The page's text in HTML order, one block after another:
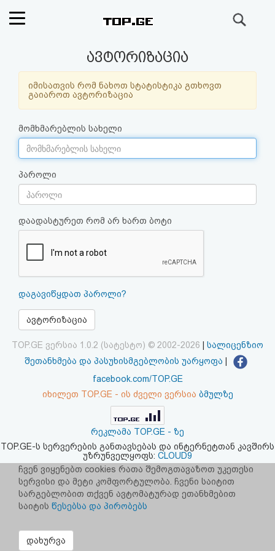
ფოსტა
კითხვა-
პასუხი
ავტორიზაცია
რეგისტრაცია
პაროლის
HTML
კოდი
შეთანხმება
პასუხისმგებლობის
უარყოფა
ავტორიზაცია
იმისათვის რომ ნახოთ სტატისტიკა გთხოვთ
გაიაროთ ავტორიზაცია
მომხმარებლის სახელი
პაროლი
დაადასტურეთ რომ არ ხართ ბოტი
დაგავიწყდათ პაროლი?
ავტორიზაცია
TOP.GE ვერსია 1.0.2 (სატესტო) © 2002-2026
სალიცენზიო
შეთანხმება და პასუხისმგებლობის უარყოფა
facebook.com/TOP.GE
იხილეთ TOP.GE - ის ძველი ვერსია ბმულზე
რეკლამა TOP.GE - ზე
TOP.GE-ს სერვერების განთავსებას და ინტერნეტთან კავშირს
უზრუნველყოფს: CLOUD9
ჩვენ ვიყენებთ cookies რათა შემოგთავაზოთ უკეთესი
სერვისი და მეტი კომფორტულობა. ჩვენი საიტით
სარგებლობით თქვენ ავტომატურად ეთანხმებით
საიტის წესებსა და პირობებს
დახურვა